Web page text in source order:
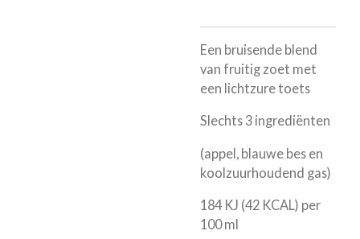
Een bruisende blend
van fruitig zoet met
een lichtzure toets
Slechts 3 ingrediënten
(appel, blauwe bes en
koolzuurhoudend gas)
184 KJ (42 KCAL) per
100 ml